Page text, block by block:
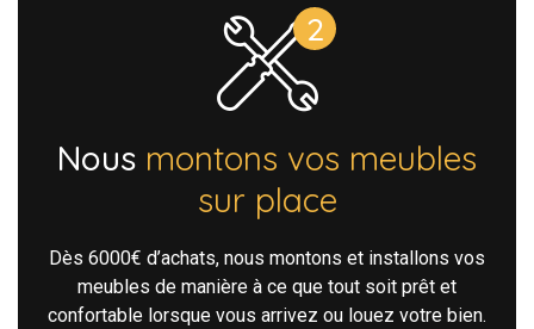
Nous montons vos meubles
sur place
Dès 6000€ d’achats, nous montons et installons vos
meubles de manière à ce que tout soit prêt et
confortable lorsque vous arrivez ou louez votre bien.